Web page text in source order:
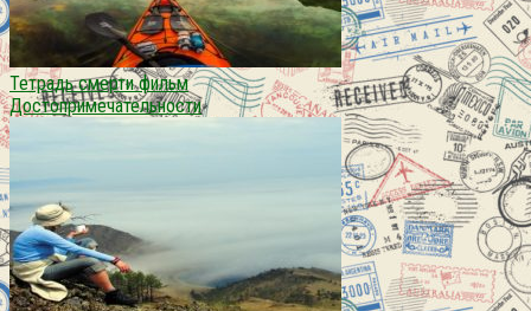
Тетрадь смерти фильм
Достопримечательности